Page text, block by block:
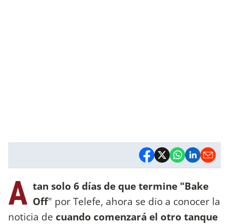
A tan solo 6 días de que termine "Bake
Off" por Telefe, ahora se dio a conocer la
noticia de cuando comenzará el otro tanque